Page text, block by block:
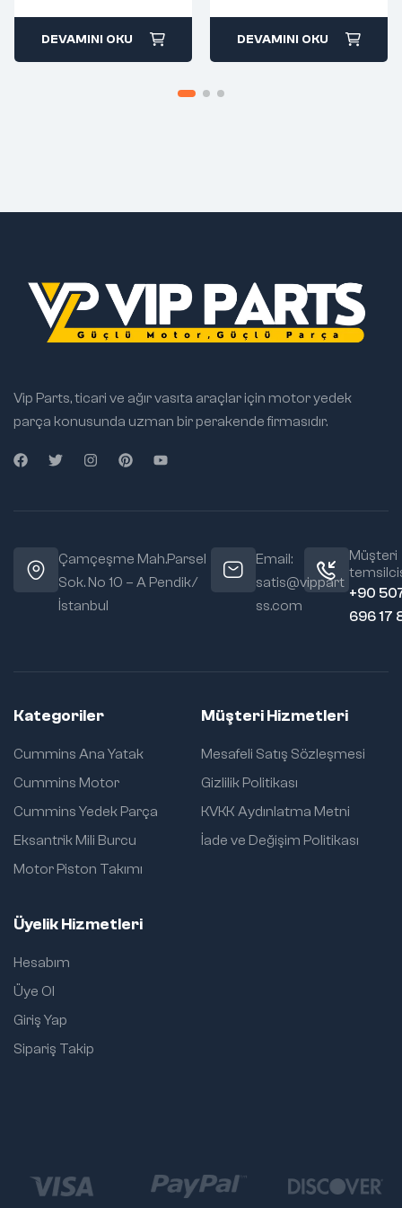
DEVAMINI OKU
DEVAMINI OKU
Vip Parts, ticari ve ağır vasıta araçlar için motor yedek
parça konusunda uzman bir perakende firmasıdır.
Çamçeşme Mah.Parsel
Sok. No 10 – A Pendik/
İstanbul
Email:
satis@vippart
ss.com
Müşteri
+90
696 17
Kategoriler
Cummins Ana Yatak
Cummins Motor
Cummins Yedek Parça
Eksantrik Mili Burcu
Motor Piston Takımı
Müşteri Hizmetleri
Mesafeli Satış Sözleşmesi
Gizlilik Politikası
KVKK Aydınlatma Metni
İade ve Değişim Politikası
Üyelik Hizmetleri
Hesabım
Üye Ol
Giriş Yap
Sipariş Takip